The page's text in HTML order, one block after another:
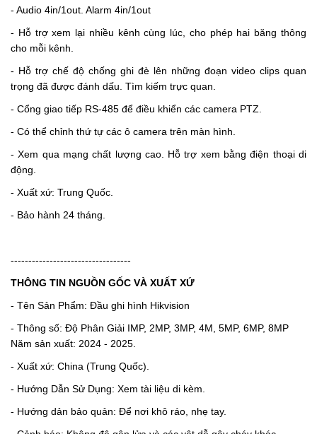
- Audio 4in/1out. Alarm 4in/1out
- Hỗ trợ xem lại nhiều kênh cùng lúc, cho phép hai băng thông
cho mỗi kênh.
- Hỗ trợ chế độ chống ghi đè lên những đoạn video clips quan
trọng đã được đánh dấu. Tìm kiếm trực quan.
- Cổng giao tiếp RS-485 để điều khiển các camera PTZ.
- Có thể chỉnh thứ tự các ô camera trên màn hình.
- Xem qua mạng chất lượng cao. Hỗ trợ xem bằng điện thoại di
động.
- Xuất xứ: Trung Quốc.
- Bảo hành 24 tháng.
----------------------------------
THÔNG TIN NGUỒN GỐC VÀ XUẤT XỨ
- Tên Sản Phẩm: Đầu ghi hình Hikvision
- Thông số: Độ Phân Giải IMP, 2MP, 3MP, 4M, 5MP, 6MP, 8MP
Năm sản xuất: 2024 - 2025.
- Xuất xứ: China (Trung Quốc).
- Hướng Dẫn Sử Dụng: Xem tài liệu di kèm.
- Hướng dản bảo quản: Để nơi khô ráo, nhẹ tay.